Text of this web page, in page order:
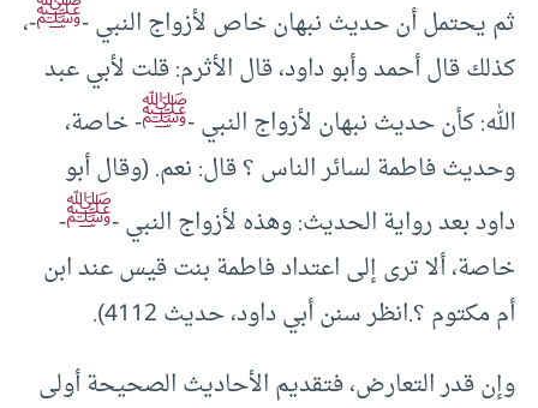
ثم يحتمل أن حديث نبهان خاص لأزواج النبي -ﷺ-،
كذلك قال أحمد وأبو داود، قال الأثرم: قلت لأبي عبد
الله: كأن حديث نبهان لأزواج النبي -ﷺ- خاصة،
وحديث فاطمة لسائر الناس ؟ قال: نعم. (وقال أبو
داود بعد رواية الحديث: وهذه لأزواج النبي -ﷺ-
خاصة، ألا ترى إلى اعتداد فاطمة بنت قيس عند ابن
أم مكتوم ؟.انظر سنن أبي داود، حديث 4112).
وإن قدر التعارض، فتقديم الأحاديث الصحيحة أولى